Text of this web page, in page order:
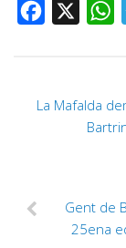
FACEBOOK
La Mafalda
Gent de
25ena